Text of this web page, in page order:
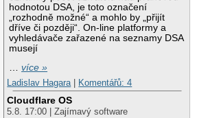
hodnotou DSA, je toto označení
„rozhodně možné“ a mohlo by „přijít
dříve či později“. On-line platformy a
vyhledávače zařazené na seznamy DSA
musejí
…více »
Ladislav Hagara
Komentářů: 4
Cloudflare OS
5.8. 17:00 | Zajímavý software